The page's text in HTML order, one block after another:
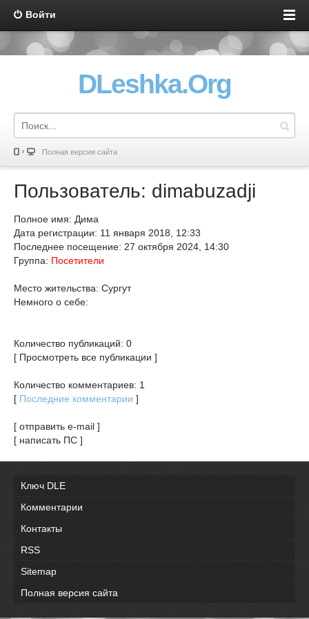
Войти
DLeshka.Org
Полная версия сайта
Пользователь: dimabuzadji
Полное имя: Дима
Дата регистрации: 11 января 2018, 12:33
Последнее посещение: 27 октября 2024, 14:30
Группа: Посетители
Место жительства: Сургут
Немного о себе:
Количество публикаций: 0
[ Просмотреть все публикации ]
Количество комментариев: 1
[ Последние комментарии ]
[ отправить e-mail ]
[ написать ПС ]
Ключ DLE
Комментарии
Контакты
RSS
Sitemap
Полная версия сайта